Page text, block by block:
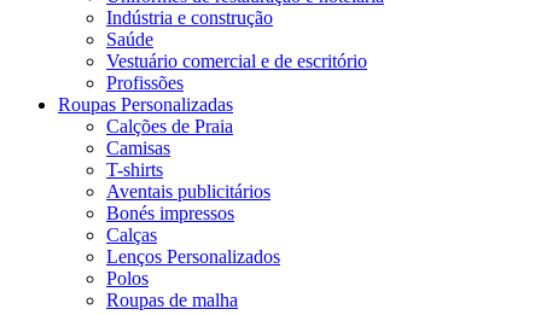
Indústria e construção
Saúde
Vestuário comercial e de escritório
Profissões
Roupas Personalizadas
Calções de Praia
Camisas
T-shirts
Aventais publicitários
Bonés impressos
Calças
Lenços Personalizados
Polos
Roupas de malha